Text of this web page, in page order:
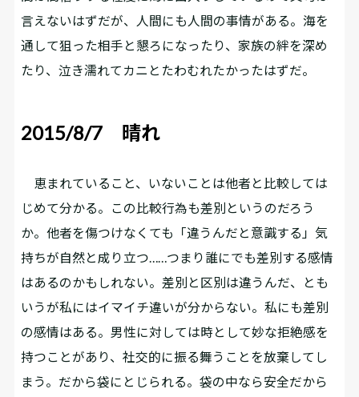
言えないはずだが、人間にも人間の事情がある。海を
通して狙った相手と懇ろになったり、家族の絆を深め
たり、泣き濡れてカニとたわむれたかったはずだ。
2015/8/7 晴れ
恵まれていること、いないことは他者と比較しては
じめて分かる。この比較行為も差別というのだろう
か。他者を傷つけなくても「違うんだと意識する」気
持ちが自然と成り立つ……つまり誰にでも差別する感情
はあるのかもしれない。差別と区別は違うんだ、とも
いうが私にはイマイチ違いが分からない。私にも差別
の感情はある。男性に対しては時として妙な拒絶感を
持つことがあり、社交的に振る舞うことを放棄してし
まう。だから袋にとじられる。袋の中なら安全だから